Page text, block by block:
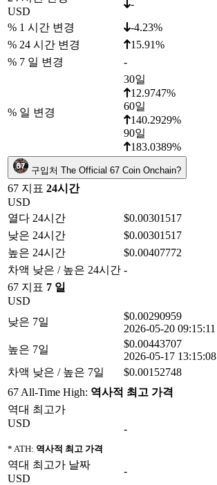
USD
-
% 1 시간 변경
-4.23%
% 24 시간 변경
15.91%
% 7 일 변경
-
% 일 변경
30일
12.9747%
60일
140.2929%
90일
183.0389%
구입처 The Official 67 Coin Onchain?
67 지표 24시간
USD
열다 24시간
$0.00301517
낮은 24시간
$0.00301517
높은 24시간
$0.00407772
차액 낮은 / 높은 24시간 -
67 지표 7 일
USD
낮은 7일
$0.00290959
2026-05-20 09:15:11
높은 7일
$0.00443707
2026-05-17 13:15:08
차액 낮은 / 높은 7일
$0.00152748
67 All-Time High: 역사적 최고 가격
역대 최고가
USD
* ATH: 역사적 최고 가격
-
역대 최고가 날짜
USD
-